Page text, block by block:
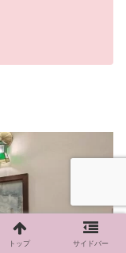
トップ サイドバー